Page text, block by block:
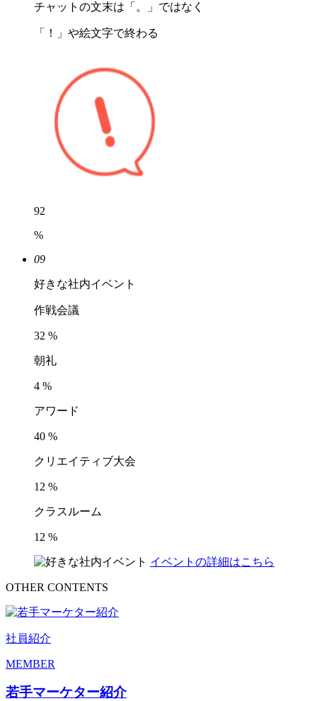
チャットの文末は「。」ではなく
「！」や絵文字で終わる
92
%
09
好きな社内イベント
作戦会議
32 %
朝礼
4 %
アワード
40 %
クリエイティブ大会
12 %
クラスルーム
12 %
イベントの詳細はこちら
OTHER CONTENTS
社員紹介
MEMBER
若手マーケター紹介